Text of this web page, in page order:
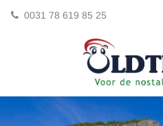
0031 78 619 85 25